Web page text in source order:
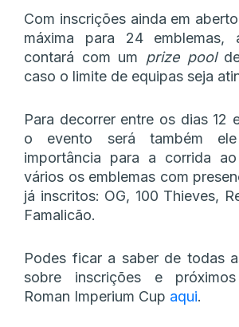
Com inscrições ainda em
máxima para 24 emblemas,
contará com um prize poolde
caso o limite de equipas seja
Para decorrer entre os dias 12
o evento será também
importância para a corrida
vários os emblemas com
já inscritos: OG, 100 Thieves,
Famalicão.
Podes ficar a saber de todas
sobre inscrições e
Roman Imperium Cup aqui.